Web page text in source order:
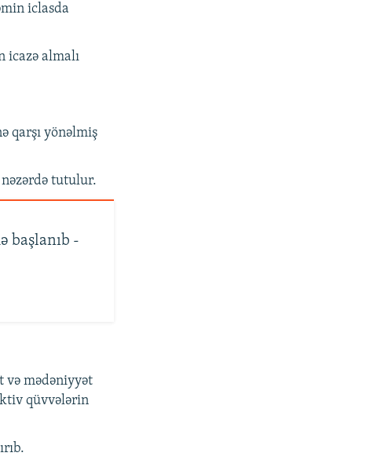
iclasda
icazə almalı
qarşı yönəlmiş
nəzərdə tutulur.
başlanıb -
və mədəniyyət
qüvvələrin